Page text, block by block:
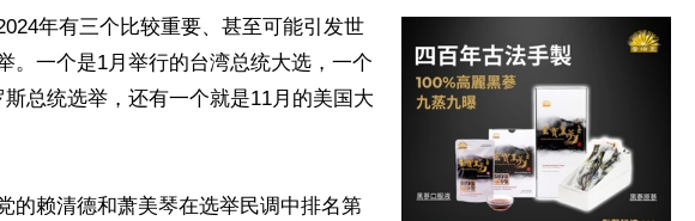
年有三个比较重要、甚至可能引发世
。一个是1月举行的台湾总统大选，一个
总统选举，还有一个就是11月的美国大
的赖清德和萧美琴在选举民调中排名第